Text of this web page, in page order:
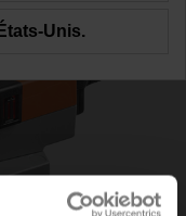
Unis.